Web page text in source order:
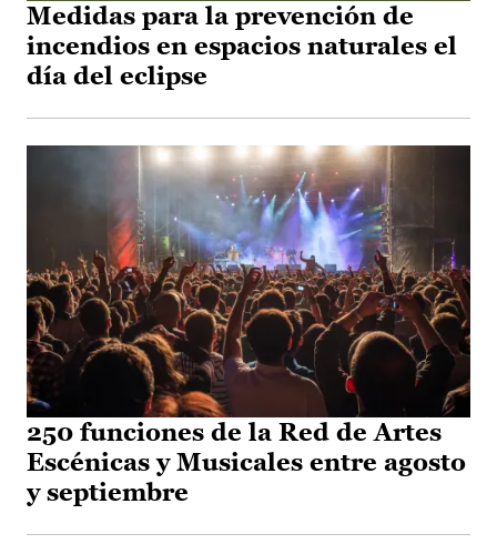
Medidas para la prevención de
incendios en espacios naturales el
día del eclipse
250 funciones de la Red de Artes
Escénicas y Musicales entre agosto
y septiembre